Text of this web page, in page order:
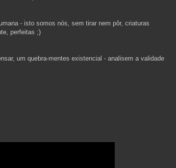
- isto somos nós, sem tirar nem pôr, criaturas
perfeitas ;)
um quebra-mentes existencial - analisem a validade